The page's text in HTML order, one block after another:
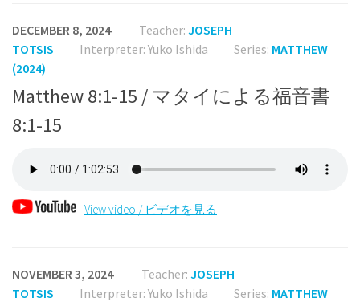
DECEMBER 8, 2024 Teacher: JOSEPH
TOTSIS
Interpreter: Yuko Ishida Series: MATTHEW
(2024)
Matthew 8:1-15 / マタイによる福音書
8:1-15
View video / ビデオを見る
NOVEMBER 3, 2024 Teacher: JOSEPH
TOTSIS
Interpreter: Yuko Ishida Series: MATTHEW